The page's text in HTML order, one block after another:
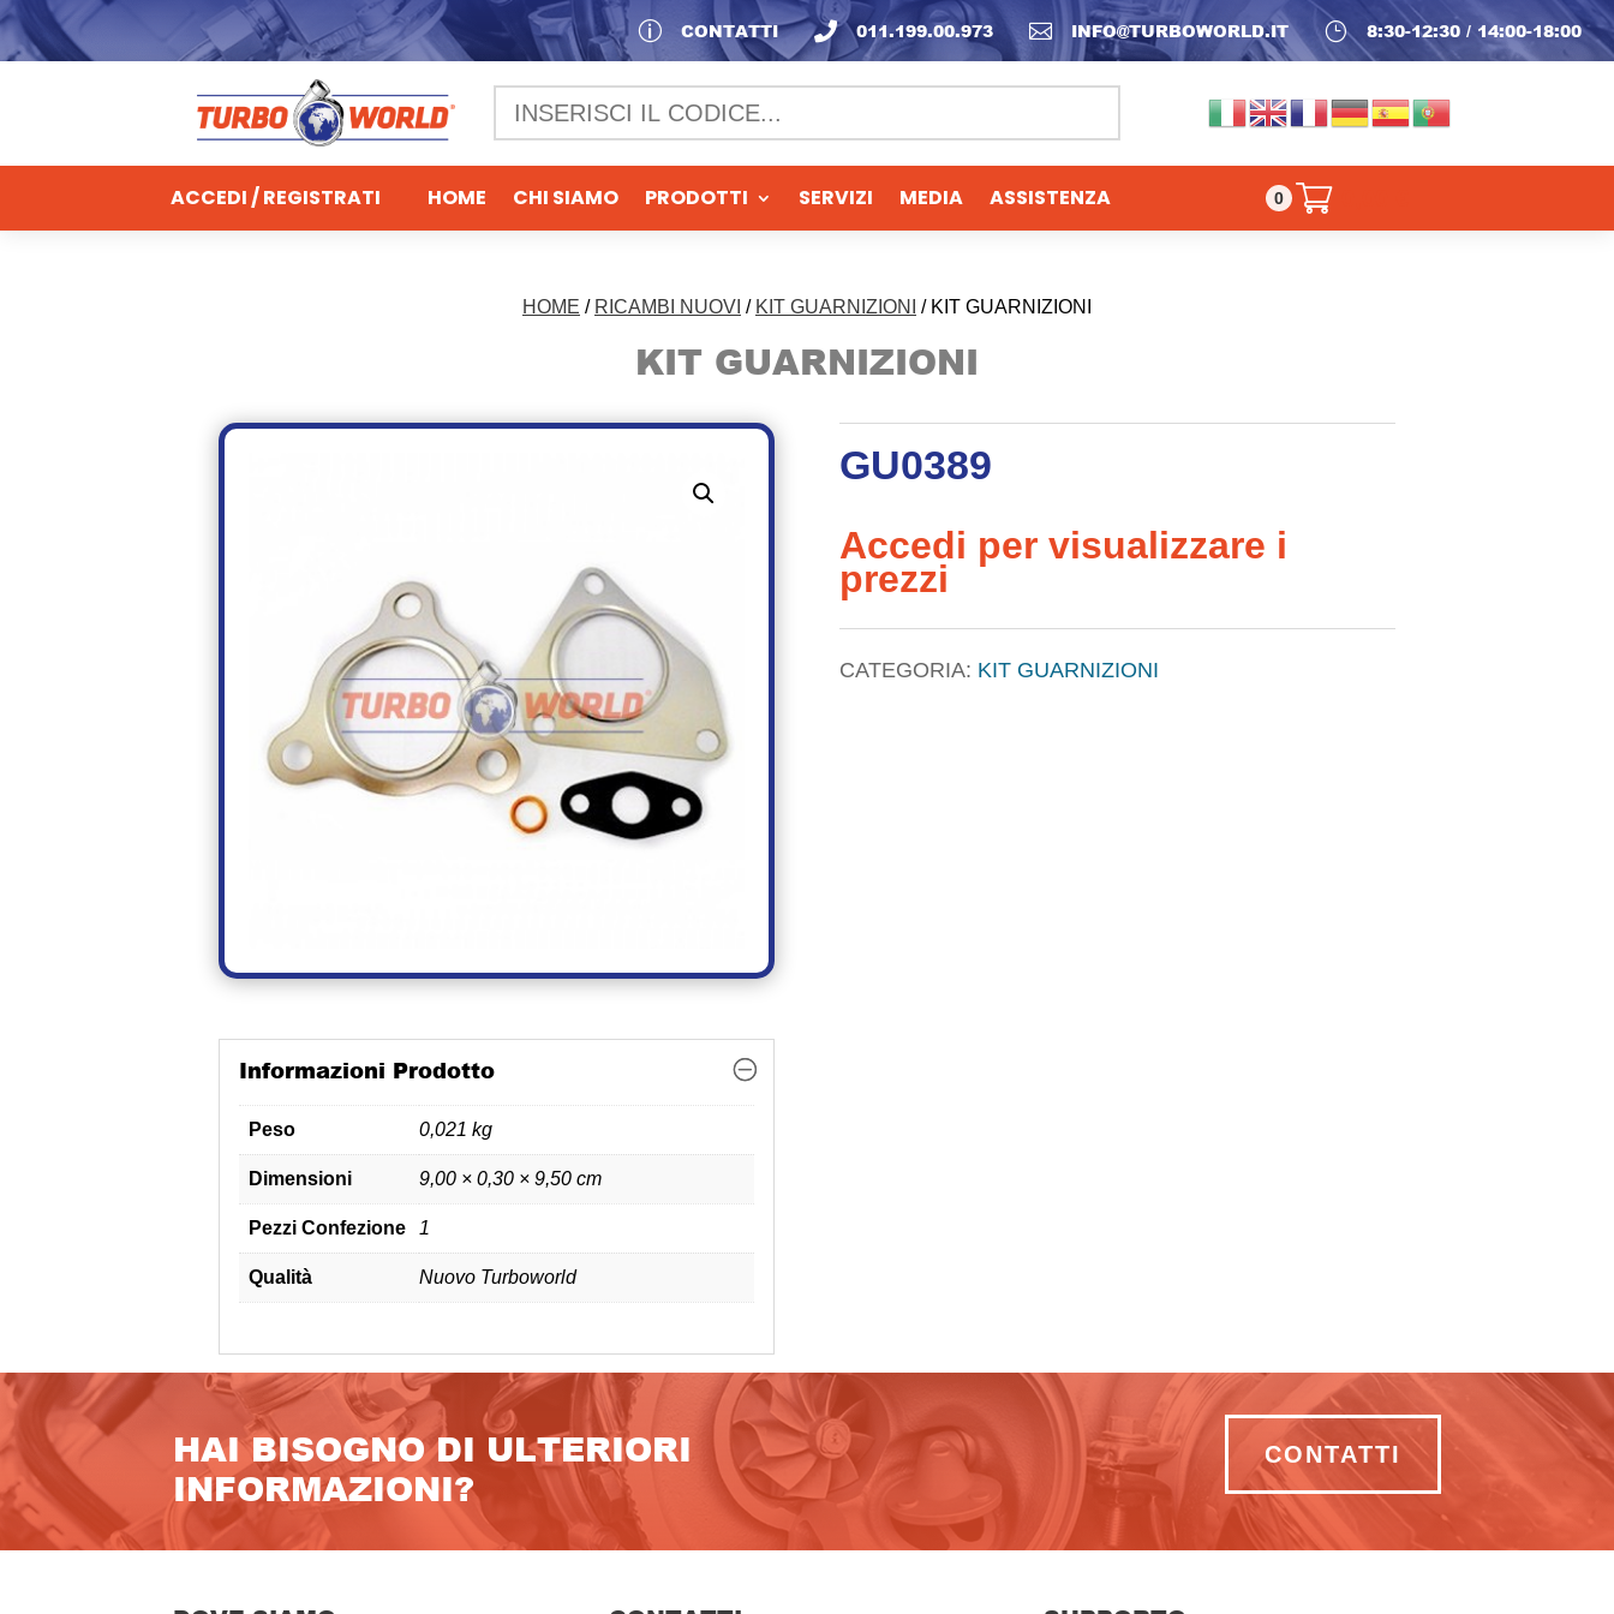
} 8:30-12:30 / 14:00-18:00
 INFO@TURBOWORLD.IT
 011.199.00.973
p CONTATTI
ACCEDI / REGISTRATI HOME CHI SIAMO PRODOTTI SERVIZI MEDIA ASSISTENZA 0
HOME / RICAMBI NUOVI / KIT GUARNIZIONI / KIT GUARNIZIONI
KIT GUARNIZIONI
Informazioni Prodotto
Peso 0,021 kg
Dimensioni 9,00 × 0,30 × 9,50 cm
Pezzi Confezione 1
Qualità Nuovo Turboworld
GU0389
Accedi per visualizzare i
prezzi
CATEGORIA: KIT GUARNIZIONI
HAI BISOGNO DI ULTERIORI
INFORMAZIONI?
CONTATTI